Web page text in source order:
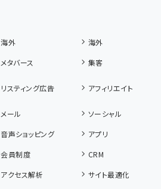
海外
海外
メタバース
集客
リスティング広告 アフィリエイト
メール
ソーシャル
音声ショッピング
アプリ
会員制度
CRM
アクセス解析
サイト最適化